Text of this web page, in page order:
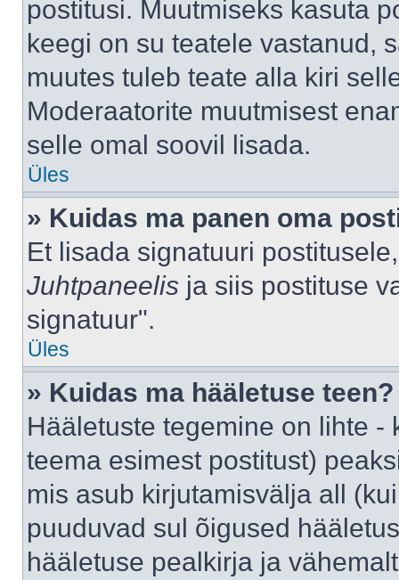
postitusi. Muutmiseks kasuta
keegi on su teatele vastanud,
muutes tuleb teate alla kiri
Moderaatorite muutmisest
selle omal soovil lisada.
Üles
» Kuidas ma panen oma
Et lisada signatuuri
Juhtpaneelis ja siis postituse
signatuur".
Üles
» Kuidas ma hääletuse teen?
Hääletuste tegemine on lihte
teema esimest postitust)
mis asub kirjutamisvälja all
puuduvad sul õigused
hääletuse pealkirja ja